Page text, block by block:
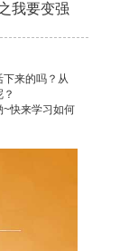
我要变强
来的吗？从
~快来学习如何